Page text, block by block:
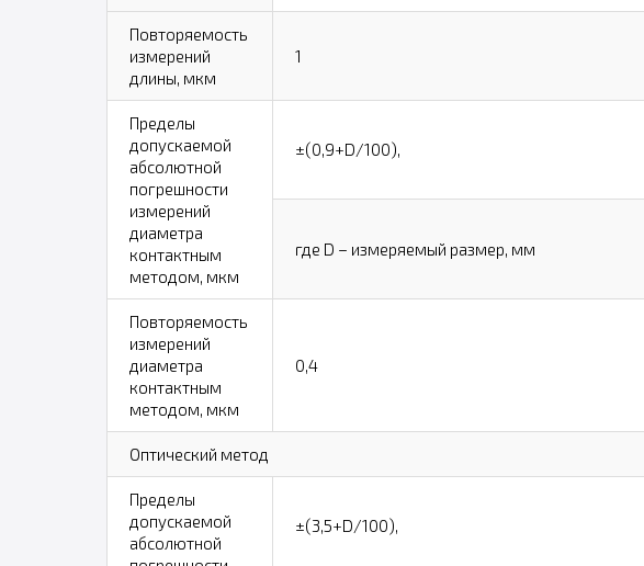
Повторяемость
измерений
длины, мкм
1
Пределы
допускаемой
абсолютной
погрешности
измерений
диаметра
контактным
методом, мкм
±(0,9+D/100),
где D – измеряемый размер, мм
Повторяемость
измерений
диаметра
контактным
методом, мкм
0,4
Оптический метод
Пределы
допускаемой
абсолютной
±(3,5+D/100),